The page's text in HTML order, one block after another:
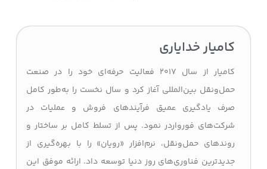
کامیار خدایاری
کامیار از سال ۲۰۱۷ فعالیت حرفه‌ای خود را در صنعت
حمل‌ونقل بین‌المللی آغاز کرد و سال نخست را به‌طور کامل
صرف یادگیری عمیق فرآیندهای فروش و عملیات در
شرکت‌های فورواردر نمود. پس از تسلط کامل بر ساختار و
روندهای حمل‌ونقل، نرم‌افزار «رویان» را با بهره‌گیری از
جدیدترین فناوری‌های روز دنیا توسعه داد. ارائه موفق این